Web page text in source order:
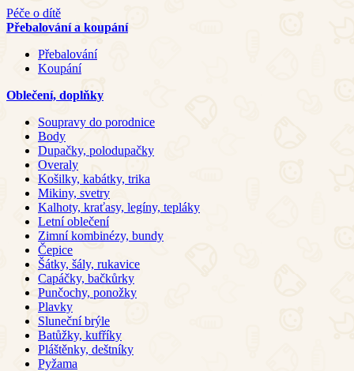
Péče o dítě
Přebalování a koupání
Přebalování
Koupání
Oblečení, doplňky
Soupravy do porodnice
Body
Dupačky, polodupačky
Overaly
Košilky, kabátky, trika
Mikiny, svetry
Kalhoty, kraťasy, legíny, tepláky
Letní oblečení
Zimní kombinézy, bundy
Čepice
Šátky, šály, rukavice
Capáčky, bačkůrky
Punčochy, ponožky
Plavky
Sluneční brýle
Batůžky, kufříky
Pláštěnky, deštníky
Pyžama